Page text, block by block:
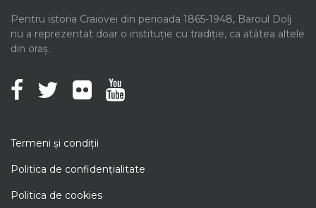
Pentru istoria Craiovei din perioada 1865-1948, Baroul Dolj
nu a reprezentat doar o instituție cu tradiție, ca atâtea altele
din oraș.
Termeni şi condiţii
Politica de confidenţialitate
Politica de cookies